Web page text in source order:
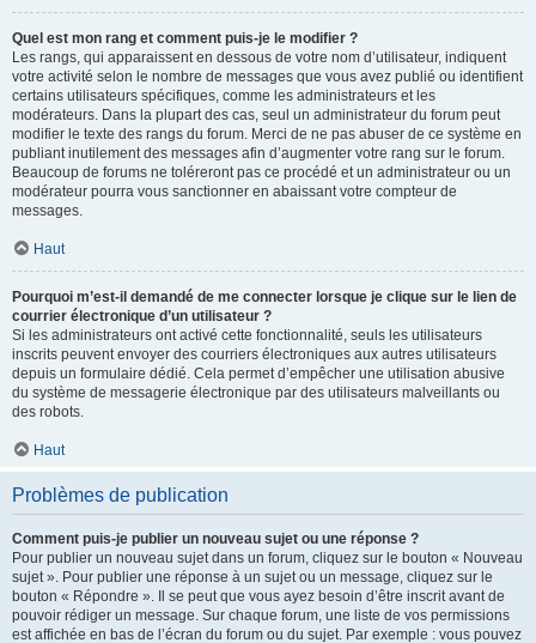
Quel est mon rang et comment puis-je le modifier ?
Les rangs, qui apparaissent en dessous de votre nom d’utilisateur, indiquent
votre activité selon le nombre de messages que vous avez publié ou identifient
certains utilisateurs spécifiques, comme les administrateurs et les
modérateurs. Dans la plupart des cas, seul un administrateur du forum peut
modifier le texte des rangs du forum. Merci de ne pas abuser de ce système en
publiant inutilement des messages afin d’augmenter votre rang sur le forum.
Beaucoup de forums ne toléreront pas ce procédé et un administrateur ou un
modérateur pourra vous sanctionner en abaissant votre compteur de
messages.
Haut
Pourquoi m’est-il demandé de me connecter lorsque je clique sur le lien de
courrier électronique d’un utilisateur ?
Si les administrateurs ont activé cette fonctionnalité, seuls les utilisateurs
inscrits peuvent envoyer des courriers électroniques aux autres utilisateurs
depuis un formulaire dédié. Cela permet d’empêcher une utilisation abusive
du système de messagerie électronique par des utilisateurs malveillants ou
des robots.
Haut
Problèmes de publication
Comment puis-je publier un nouveau sujet ou une réponse ?
Pour publier un nouveau sujet dans un forum, cliquez sur le bouton « Nouveau
sujet ». Pour publier une réponse à un sujet ou un message, cliquez sur le
bouton « Répondre ». Il se peut que vous ayez besoin d’être inscrit avant de
pouvoir rédiger un message. Sur chaque forum, une liste de vos permissions
est affichée en bas de l’écran du forum ou du sujet. Par exemple : vous pouvez